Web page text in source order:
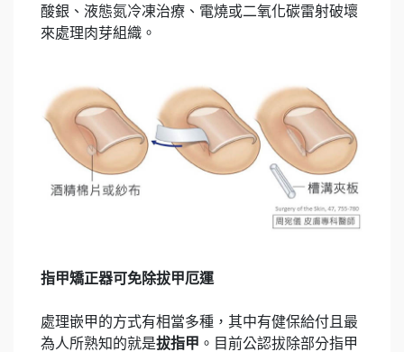
酸銀、液態氮冷凍治療、電燒或二氧化碳雷射破壞
來處理肉芽組織。
指甲矯正器可免除拔甲厄運
處理嵌甲的方式有相當多種，其中有健保給付且最
為人所熟知的就是拔指甲 。目前公認拔除部分指甲